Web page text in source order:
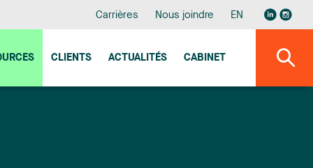
Carrières Nous joindre EN
CLIENTS ACTUALITÉS CABINET